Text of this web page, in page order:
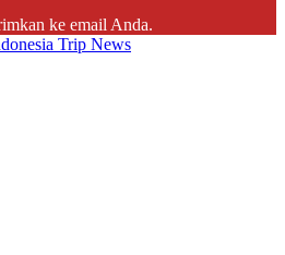
ke email Anda.
Trip News